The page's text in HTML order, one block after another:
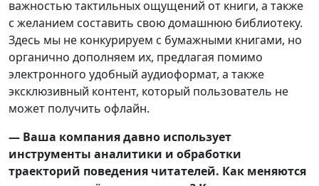
важностью тактильных ощущений от книги, а также
с желанием составить свою домашнюю библиотеку.
Здесь мы не конкурируем с бумажными книгами, но
органично дополняем их, предлагая помимо
электронного удобный аудиоформат, а также
эксклюзивный контент, который пользователь не
может получить офлайн.
— Ваша компания давно использует
инструменты аналитики и обработки
траекторий поведения читателей. Как меняются